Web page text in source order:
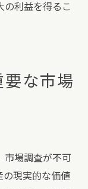
の利益を得るこ
な市場
市場調査が不可
の現実的な価値